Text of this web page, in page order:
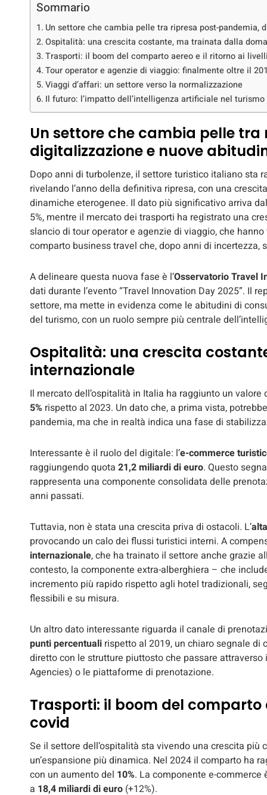
Sommario
Un settore che cambia pelle tra ripresa post-pandemia,
Ospitalità: una crescita costante, ma trainata dalla
Trasporti: il boom del comparto aereo e il ritorno ai
Tour operator e agenzie di viaggio: finalmente oltre il
Viaggi d’affari: un settore verso la normalizzazione
Il futuro: l’impatto dell’intelligenza artificiale nel turismo
Un settore che cambia pelle
digitalizzazione e nuove
Dopo anni di turbolenze, il settore turistico italiano sta
rivelando l’anno della definitiva ripresa, con una
dinamiche eterogenee. Il dato più significativo arriva
5%, mentre il mercato dei trasporti ha registrato una
slancio di tour operator e agenzie di viaggio, che
comparto business travel che, dopo anni di incertezza,
A delineare questa nuova fase è l’Osservatorio Travel
dati durante l’evento “Travel Innovation Day 2025”. Il
settore, ma mette in evidenza come le abitudini di
del turismo, con un ruolo sempre più centrale
Ospitalità: una crescita
internazionale
Il mercato dell’ospitalità in Italia ha raggiunto un valore
5% rispetto al 2023. Un dato che, a prima vista,
pandemia, ma che in realtà indica una fase di
Interessante è il ruolo del digitale: l’e-commerce
raggiungendo quota 21,2 miliardi di euro. Questo
rappresenta una componente consolidata delle
anni passati.
Tuttavia, non è stata una crescita priva di ostacoli. L’
provocando un calo dei flussi turistici interni. A
internazionale, che ha trainato il settore anche grazie
contesto, la componente extra-alberghiera – che
incremento più rapido rispetto agli hotel tradizionali,
flessibili e su misura.
Un altro dato interessante riguarda il canale di
punti percentuali rispetto al 2019, un chiaro segnale
diretto con le strutture piuttosto che passare
Agencies) o le piattaforme di prenotazione.
Trasporti: il boom del
covid
Se il settore dell’ospitalità sta vivendo una crescita
un’espansione più dinamica. Nel 2024 il comparto ha
con un aumento del 10%. La componente e-
a 18,4 miliardi di euro (+12%).